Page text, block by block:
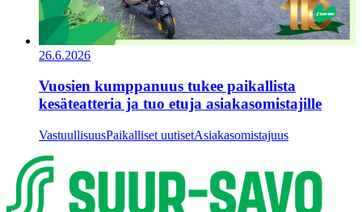
26.6.2026
Vuosien kumppanuus tukee paikallista
kesäteatteria ja tuo etuja asiakasomistajille
VastuullisuusPaikalliset uutisetAsiakasomistajuus